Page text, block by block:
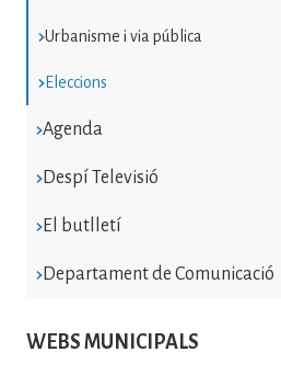
Urbanisme i via pública
Eleccions
Agenda
Despí Televisió
El butlletí
Departament de Comunicació
WEBS MUNICIPALS